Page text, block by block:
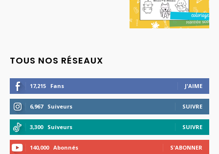
TOUS NOS RÉSEAUX
17,215 Fans J'AIME
6,967 Suiveurs SUIVRE
3,300 Suiveurs SUIVRE
140,000 Abonnés S'ABONNER